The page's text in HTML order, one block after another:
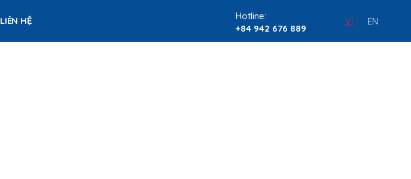
LIÊN HỆ
Hotline:
+84 942 676 889
VI EN